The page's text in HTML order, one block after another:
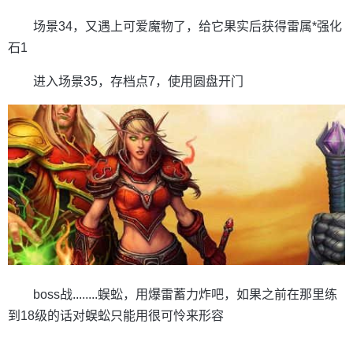
场景34，又遇上可爱魔物了，给它果实后获得雷属*强化
石1
进入场景35，存档点7，使用圆盘开门
boss战........蜈蚣，用爆雷蓄力炸吧，如果之前在那里练
到18级的话对蜈蚣只能用很可怜来形容